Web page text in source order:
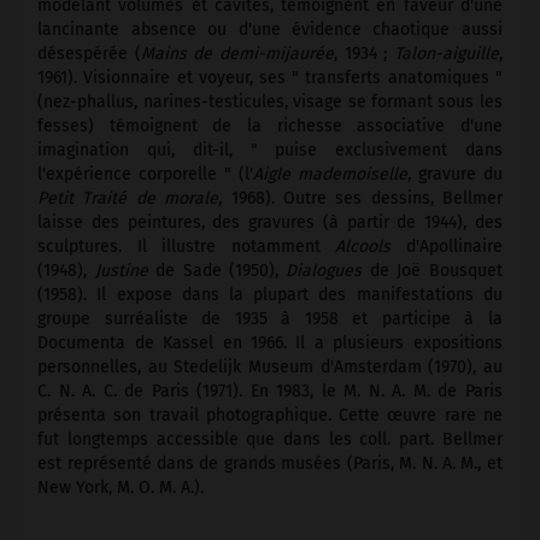
modelant volumes et cavités, témoignent en faveur d'une
lancinante absence ou d'une évidence chaotique aussi
désespérée (Mains de demi-mijaurée, 1934 ; Talon-aiguille,
1961). Visionnaire et voyeur, ses " transferts anatomiques "
(nez-phallus, narines-testicules, visage se formant sous les
fesses) témoignent de la richesse associative d'une
imagination qui, dit-il, " puise exclusivement dans
l'expérience corporelle " (l'Aigle mademoiselle, gravure du
Petit Traité de morale, 1968). Outre ses dessins, Bellmer
laisse des peintures, des gravures (à partir de 1944), des
sculptures. Il illustre notamment Alcools d'Apollinaire
(1948), Justine de Sade (1950), Dialogues de Joë Bousquet
(1958). Il expose dans la plupart des manifestations du
groupe surréaliste de 1935 à 1958 et participe à la
Documenta de Kassel en 1966. Il a plusieurs expositions
personnelles, au Stedelijk Museum d'Amsterdam (1970), au
C. N. A. C. de Paris (1971). En 1983, le M. N. A. M. de Paris
présenta son travail photographique. Cette œuvre rare ne
fut longtemps accessible que dans les coll. part. Bellmer
est représenté dans de grands musées (Paris, M. N. A. M., et
New York, M. O. M. A.).